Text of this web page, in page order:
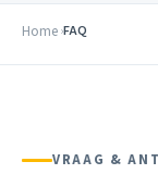
Home FAQ
VRAAG &